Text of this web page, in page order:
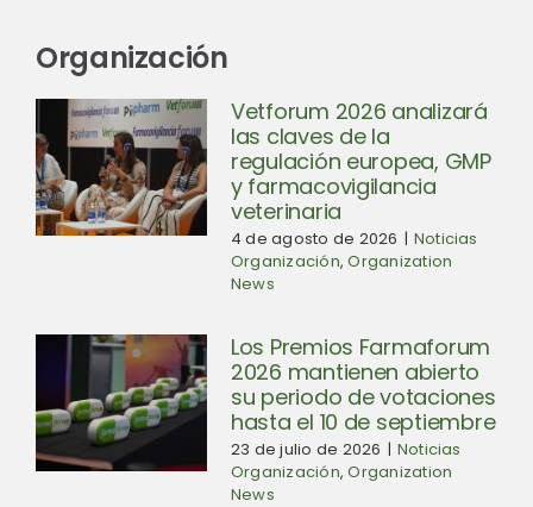
Organización
Vetforum 2026 analizará
las claves de la
regulación europea, GMP
y farmacovigilancia
veterinaria
4 de agosto de 2026 | Noticias
Organización,Organization
News
Los Premios Farmaforum
2026 mantienen abierto
su periodo de votaciones
hasta el 10 de septiembre
23 de julio de 2026 | Noticias
Organización,Organization
News